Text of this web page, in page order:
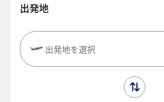
出発地
出発地を選択